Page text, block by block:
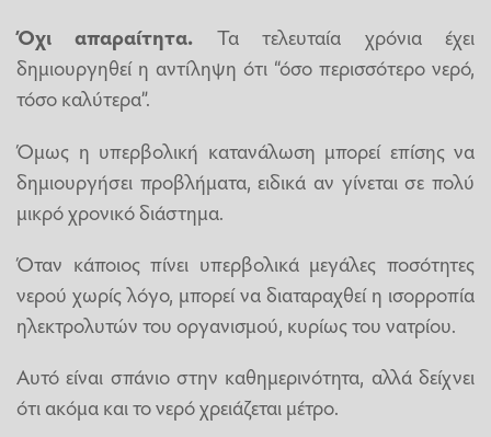
Όχι απαραίτητα. Τα τελευταία χρόνια έχει
δημιουργηθεί η αντίληψη ότι “όσο περισσότερο νερό,
τόσο καλύτερα”.
Όμως η υπερβολική κατανάλωση μπορεί επίσης να
δημιουργήσει προβλήματα, ειδικά αν γίνεται σε πολύ
μικρό χρονικό διάστημα.
Όταν κάποιος πίνει υπερβολικά μεγάλες ποσότητες
νερού χωρίς λόγο, μπορεί να διαταραχθεί η ισορροπία
ηλεκτρολυτών του οργανισμού, κυρίως του νατρίου.
Αυτό είναι σπάνιο στην καθημερινότητα, αλλά δείχνει
ότι ακόμα και το νερό χρειάζεται μέτρο.